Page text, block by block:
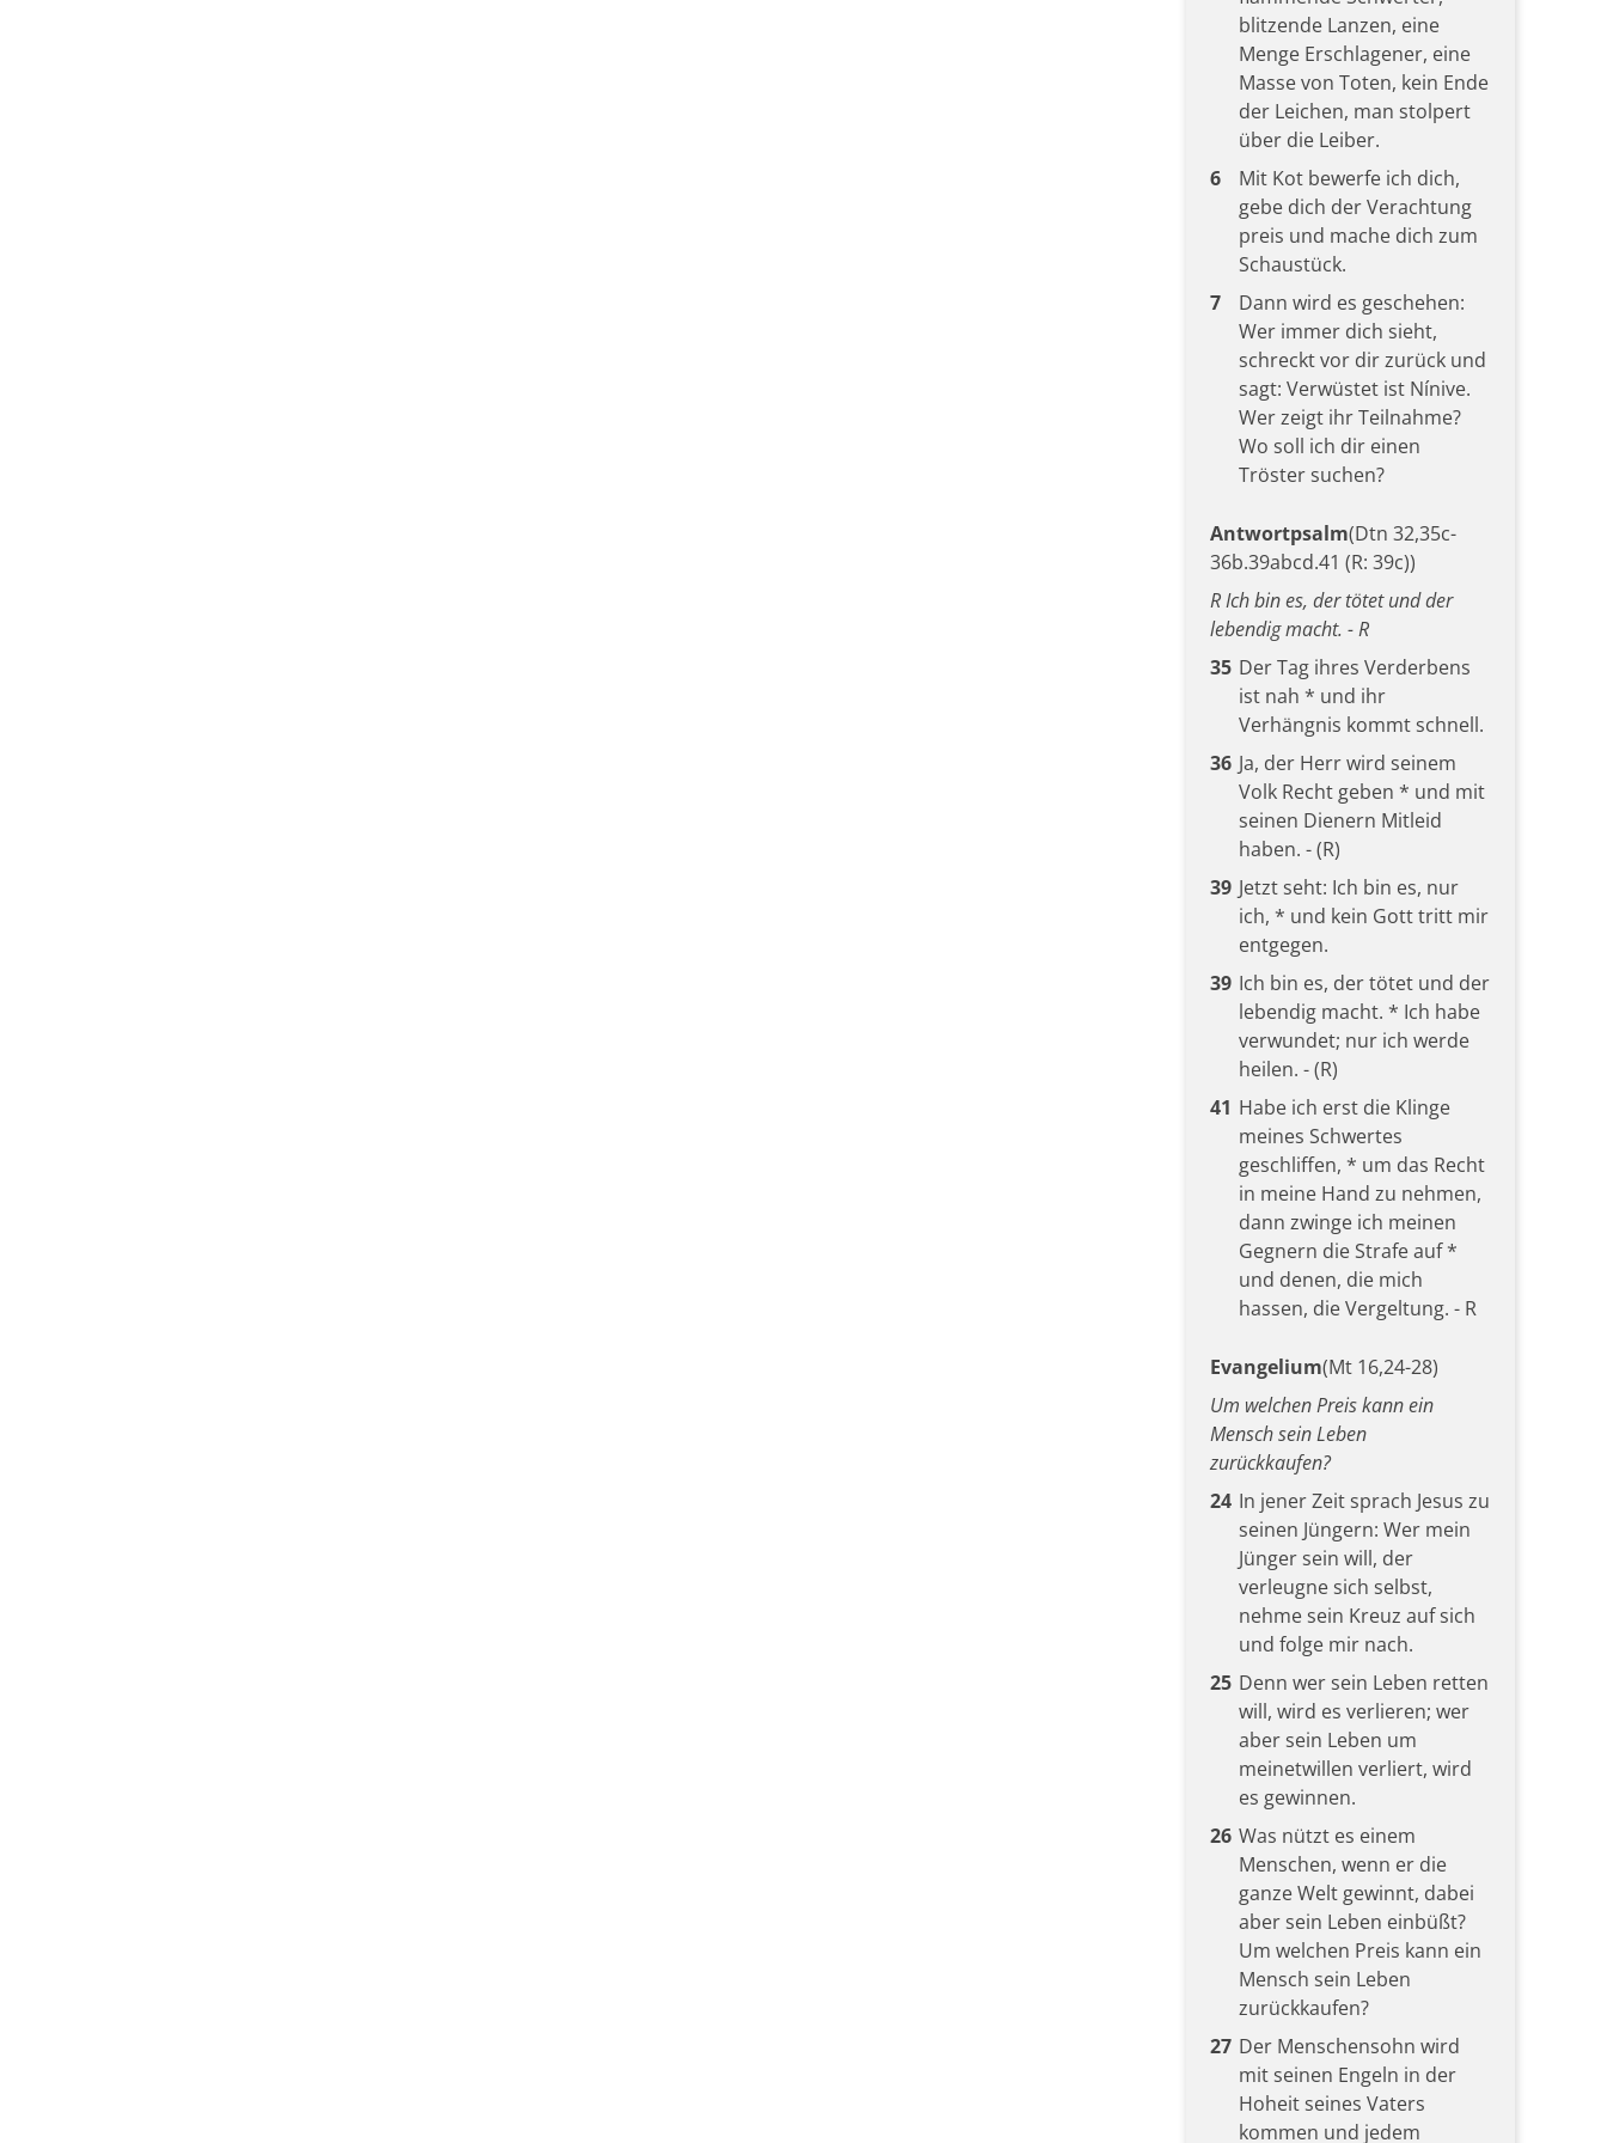
blitzende Lanzen, eine
Menge Erschlagener, eine
Masse von Toten, kein Ende
der Leichen, man stolpert
über die Leiber.
6
Mit Kot bewerfe ich dich,
gebe dich der Verachtung
preis und mache dich zum
Schaustück.
7
Dann wird es geschehen:
Wer immer dich sieht,
schreckt vor dir zurück und
sagt: Verwüstet ist Nínive.
Wer zeigt ihr Teilnahme?
Wo soll ich dir einen
Tröster suchen?
Antwortpsalm(Dtn 32,35c-
36b.39abcd.41 (R: 39c))
R Ich bin es, der tötet und der
lebendig macht. - R
35 Der Tag ihres Verderbens
ist nah * und ihr
Verhängnis kommt schnell.
36 Ja, der Herr wird seinem
Volk Recht geben * und mit
seinen Dienern Mitleid
haben. - (R)
39 Jetzt seht: Ich bin es, nur
ich, * und kein Gott tritt mir
entgegen.
39 Ich bin es, der tötet und der
lebendig macht. * Ich habe
verwundet; nur ich werde
heilen. - (R)
41 Habe ich erst die Klinge
meines Schwertes
geschliffen, * um das Recht
in meine Hand zu nehmen,
dann zwinge ich meinen
Gegnern die Strafe auf *
und denen, die mich
hassen, die Vergeltung. - R
Evangelium(Mt 16,24-28)
Um welchen Preis kann ein
Mensch sein Leben
zurückkaufen?
24 In jener Zeit sprach Jesus zu
seinen Jüngern: Wer mein
Jünger sein will, der
verleugne sich selbst,
nehme sein Kreuz auf sich
und folge mir nach.
25 Denn wer sein Leben retten
will, wird es verlieren; wer
aber sein Leben um
meinetwillen verliert, wird
es gewinnen.
26 Was nützt es einem
Menschen, wenn er die
ganze Welt gewinnt, dabei
aber sein Leben einbüßt?
Um welchen Preis kann ein
Mensch sein Leben
zurückkaufen?
27 Der Menschensohn wird
mit seinen Engeln in der
Hoheit seines Vaters
kommen und jedem